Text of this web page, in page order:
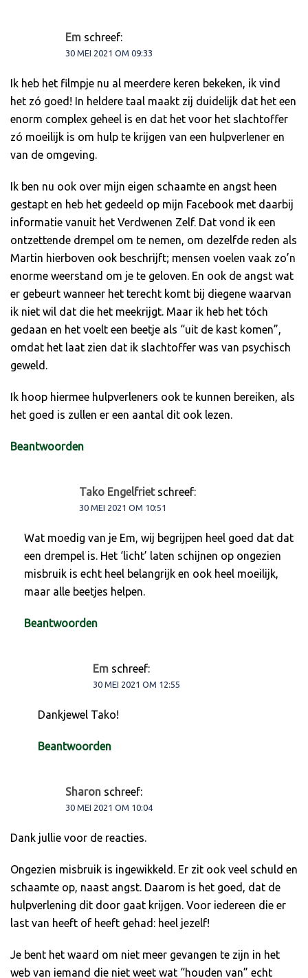
Em schreef:
30 MEI 2021 OM 09:33
Ik heb het filmpje nu al meerdere keren bekeken, ik vind
het zó goed! In heldere taal maakt zij duidelijk dat het een
enorm complex geheel is en dat het voor het slachtoffer
zó moeilijk is om hulp te krijgen van een hulpverlener en
van de omgeving.
Ik ben nu ook over mijn eigen schaamte en angst heen
gestapt en heb het gedeeld op mijn Facebook met daarbij
informatie vanuit het Verdwenen Zelf. Dat vond ik een
ontzettende drempel om te nemen, om dezelfde reden als
Martin hierboven ook beschrijft; mensen voelen vaak zo’n
enorme weerstand om je te geloven. En ook de angst wat
er gebeurt wanneer het terecht komt bij diegene waarvan
ik niet wil dat die het meekrijgt. Maar ik heb het tóch
gedaan en het voelt een beetje als “uit de kast komen”,
omdat het laat zien dat ik slachtoffer was van psychisch
geweld.
Ik hoop hiermee hulpverleners ook te kunnen bereiken, als
het goed is zullen er een aantal dit ook lezen.
Beantwoorden
Tako Engelfriet schreef:
30 MEI 2021 OM 10:51
Wat moedig van je Em, wij begrijpen heel goed dat dat
een drempel is. Het ‘licht’ laten schijnen op ongezien
misbruik is echt heel belangrijk en ook heel moeilijk,
maar alle beetjes helpen.
Beantwoorden
Em schreef:
30 MEI 2021 OM 12:55
Dankjewel Tako!
Beantwoorden
Sharon schreef:
30 MEI 2021 OM 10:04
Dank jullie voor de reacties.
Ongezien misbruik is ingewikkeld. Er zit ook veel schuld en
schaamte op, naast angst. Daarom is het goed, dat de
hulpverlening dit door gaat krijgen. Voor iedereen die er
last van heeft of heeft gehad: heel jezelf!
Je bent het waard om niet meer gevangen te zijn in het
web van iemand die niet weet wat “houden van” echt